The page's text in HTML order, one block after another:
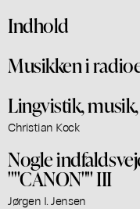
Indhold
Musikken i
Lingvistik,
Christian Kock
Nogle
""CANON"" III
Jørgen I. Jensen